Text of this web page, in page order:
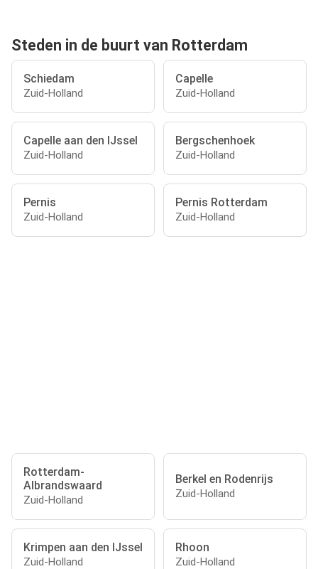
Steden in de buurt van Rotterdam
Schiedam
Zuid-Holland
Capelle
Zuid-Holland
Capelle aan den IJssel
Zuid-Holland
Bergschenhoek
Zuid-Holland
Pernis
Zuid-Holland
Pernis Rotterdam
Zuid-Holland
Rotterdam-
Albrandswaard
Zuid-Holland
Berkel en Rodenrijs
Zuid-Holland
Krimpen aan den IJssel
Zuid-Holland
Rhoon
Zuid-Holland